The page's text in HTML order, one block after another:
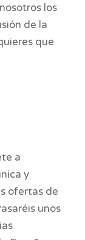
los
de la
que
a
y
ofertas de
unos